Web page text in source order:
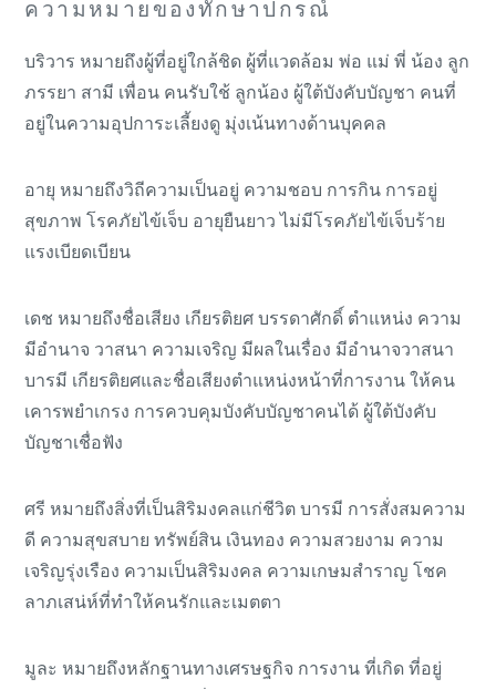
ความหมายของทักษาปกรณ์
บริวาร หมายถึงผู้ที่อยู่ใกล้ชิด ผู้ที่แวดล้อม พ่อ แม่ พี่ น้อง ลูก
ภรรยา สามี เพื่อน คนรับใช้ ลูกน้อง ผู้ใต้บังคับบัญชา คนที่
อยู่ในความอุปการะเลี้ยงดู มุ่งเน้นทางด้านบุคคล
อายุ หมายถึงวิถีความเป็นอยู่ ความชอบ การกิน การอยู่
สุขภาพ โรคภัยไข้เจ็บ อายุยืนยาว ไม่มีโรคภัยไข้เจ็บร้าย
แรงเบียดเบียน
เดช หมายถึงชื่อเสียง เกียรติยศ บรรดาศักดิ์ ตำแหน่ง ความ
มีอำนาจ วาสนา ความเจริญ มีผลในเรื่อง มีอำนาจวาสนา
บารมี เกียรติยศและชื่อเสียงตำแหน่งหน้าที่การงาน ให้คน
เคารพยำเกรง การควบคุมบังคับบัญชาคนได้ ผู้ใต้บังคับ
บัญชาเชื่อฟัง
ศรี หมายถึงสิ่งที่เป็นสิริมงคลแก่ชีวิต บารมี การสั่งสมความ
ดี ความสุขสบาย ทรัพย์สิน เงินทอง ความสวยงาม ความ
เจริญรุ่งเรือง ความเป็นสิริมงคล ความเกษมสำราญ โชค
ลาภเสน่ห์ที่ทำให้คนรักและเมตตา
มูละ หมายถึงหลักฐานทางเศรษฐกิจ การงาน ที่เกิด ที่อยู่